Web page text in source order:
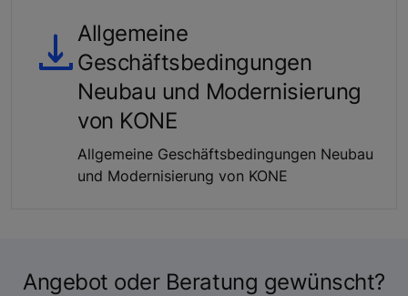
Allgemeine
Geschäftsbedingungen
Neubau und Modernisierung
von KONE
Allgemeine Geschäftsbedingungen Neubau
und Modernisierung von KONE
Angebot oder Beratung gewünscht?